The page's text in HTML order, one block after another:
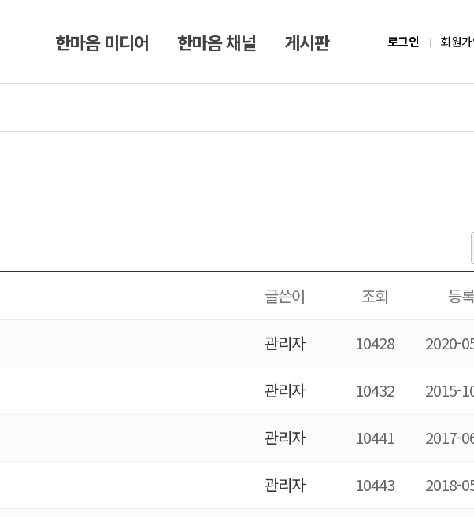
한마음 미디어 한마음 채널 게시판 로그인 회원
글쓴이 조회 등록
관리자 10428 2020-
관리자 10432 2015-
관리자 10441 2017-
관리자 10443 2018-